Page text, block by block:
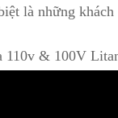
là những
110v & 100V